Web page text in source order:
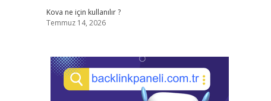
Kova ne için kullanılır ?
Temmuz 14, 2026